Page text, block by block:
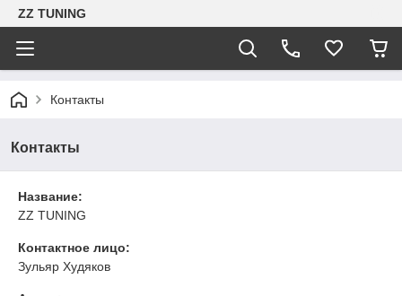
ZZ TUNING
Контакты
Контакты
Название:
ZZ TUNING
Контактное лицо:
Зульяр Худяков